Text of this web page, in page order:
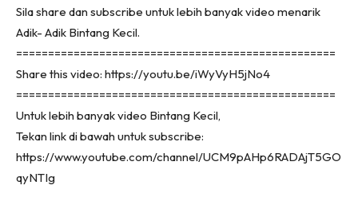
Sila share dan subscribe untuk lebih banyak video menarik
Adik- Adik Bintang Kecil.
==================================================
Share this video: https://youtu.be/iWyVyH5jNo4
==================================================
Untuk lebih banyak video Bintang Kecil,
Tekan link di bawah untuk subscribe:
https://www.youtube.com/channel/UCM9pAHp6RADAjT5GO
qyNTIg